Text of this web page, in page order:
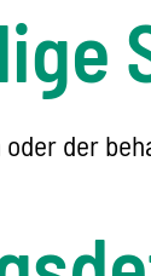
der